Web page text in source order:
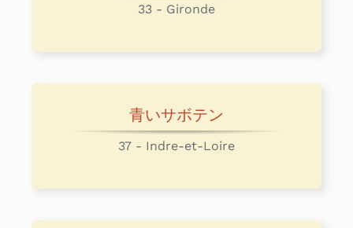
33 - Gironde
青いサボテン
37 - Indre-et-Loire